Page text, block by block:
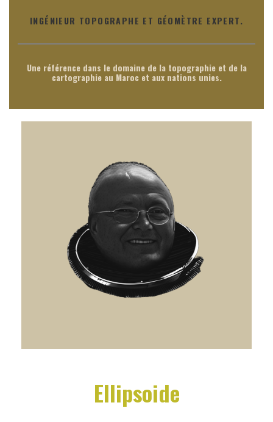
INGÉNIEUR TOPOGRAPHE ET GÉOMÈTRE EXPERT.
Une référence dans le domaine de la topographie et de la
cartographie au Maroc et aux nations unies.
Ellipsoide